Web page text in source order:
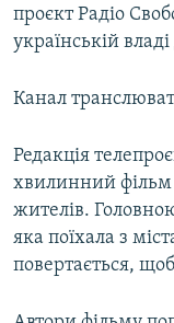
Усі сайти RFE/
проєкт Радіо
українській
Канал
Редакція
хвилинний фільм
жителів.
яка поїхала з
повертається,